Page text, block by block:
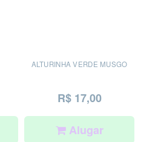
ALTURINHA VERDE MUSGO
R$ 17,00
Alugar